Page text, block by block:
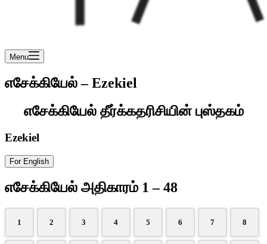
Menu
எசேக்கியேல் – Ezekiel
எசேக்கியேல் தீர்க்கதரிசியின் புஸ்தகம்
Ezekiel
For English
எசேக்கியேல் அதிகாரம் 1 – 48
1 2 3 4 5 6 7 8